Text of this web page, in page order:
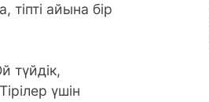
тіпті айына бір
түйдік,
үшін